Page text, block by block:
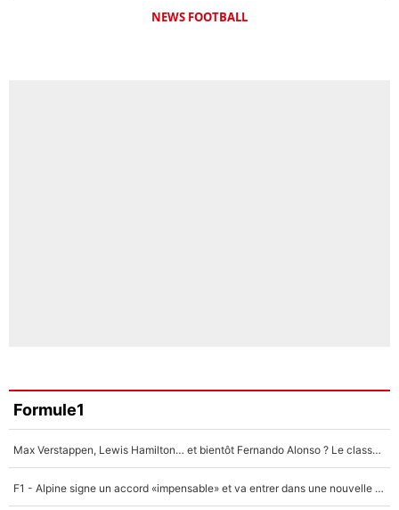
NEWS FOOTBALL
Formule1
Max Verstappen, Lewis Hamilton… et bientôt Fernando Alonso ? Le classement des pilotes les mieux payés en Formule 1 risque de changer !
F1 - Alpine signe un accord «impensable» et va entrer dans une nouvelle dimension : Grande nouvelle pour Pierre Gasly !